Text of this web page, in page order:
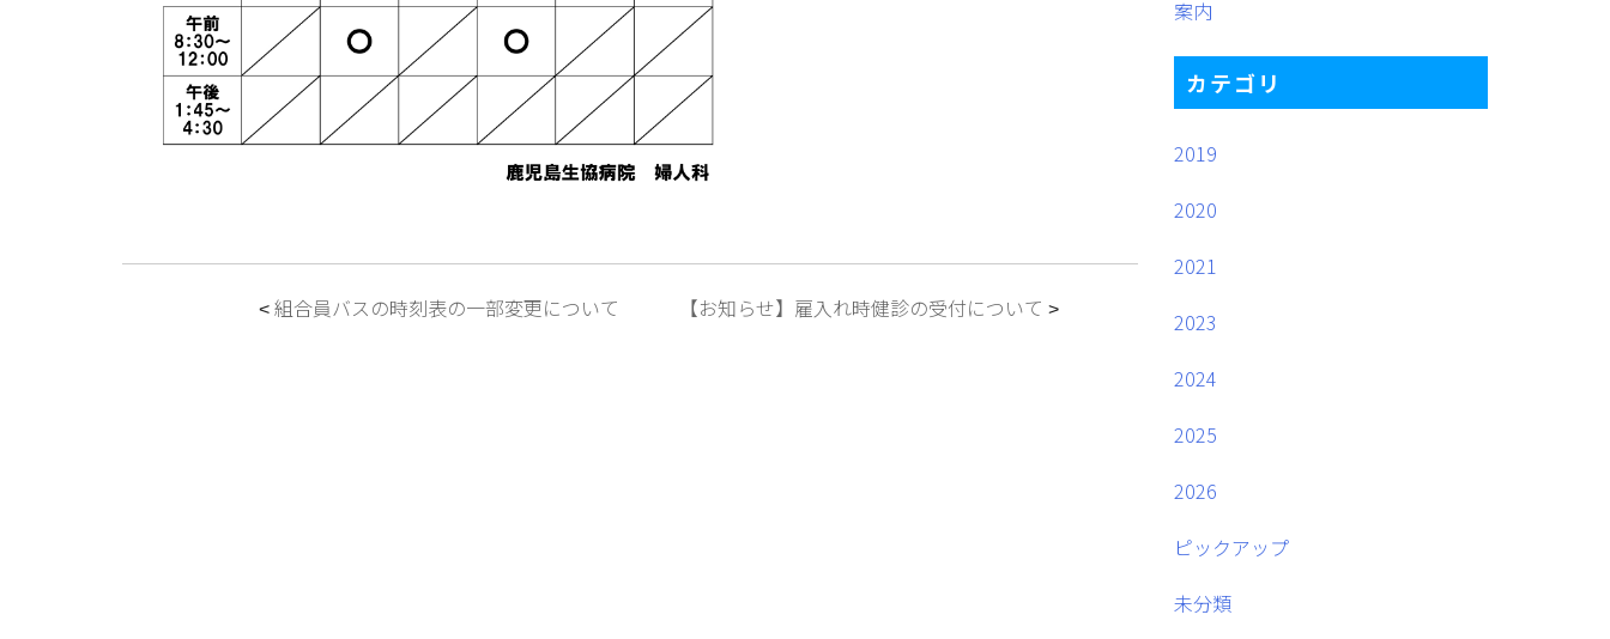
< 組合員バスの時刻表の一部変更について 【お知らせ】雇入れ時健診の受付について >
案内
カテゴリ
2019
2020
2021
2023
2024
2025
2026
ピックアップ
未分類